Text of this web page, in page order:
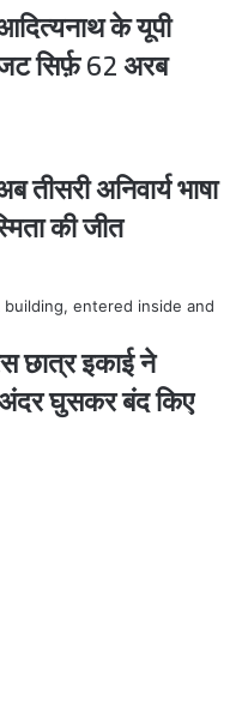
के यूपी
सिर्फ़ 62 अरब
तीसरी अनिवार्य भाषा
की जीत
छात्र इकाई ने
अंदर घुसकर बंद किए